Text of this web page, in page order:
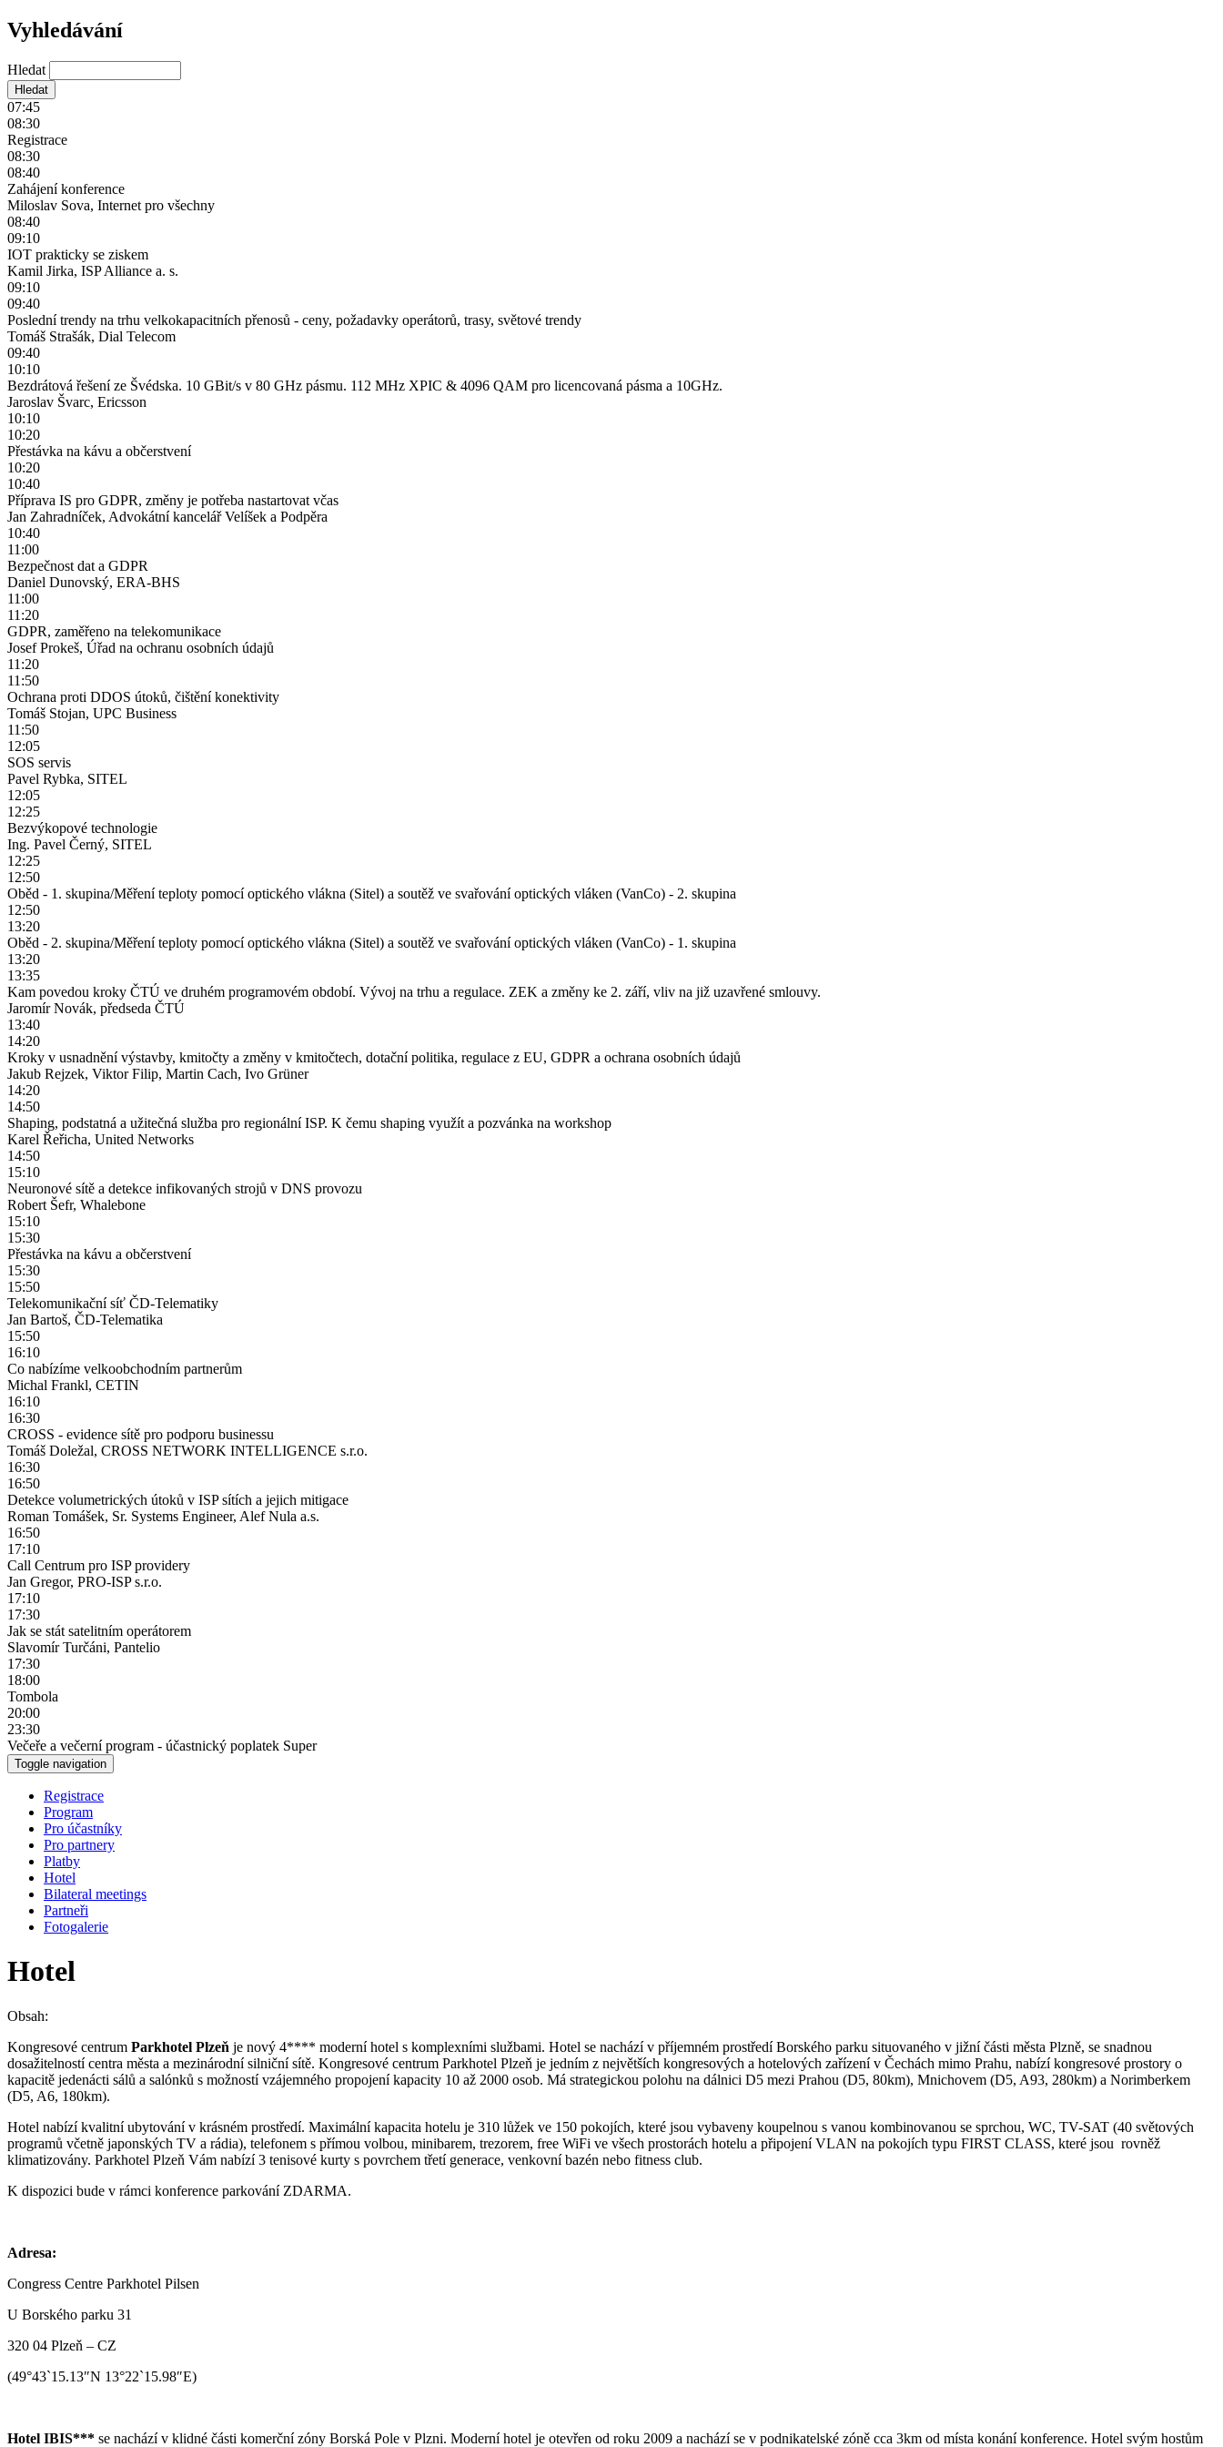
Vyhledávání
Hledat
07:45
08:30
Registrace
08:30
08:40
Zahájení konference
Miloslav Sova, Internet pro všechny
08:40
09:10
IOT prakticky se ziskem
Kamil Jirka, ISP Alliance a. s.
09:10
09:40
Poslední trendy na trhu velkokapacitních přenosů - ceny, požadavky operátorů, trasy, světové trendy
Tomáš Strašák, Dial Telecom
09:40
10:10
Bezdrátová řešení ze Švédska. 10 GBit/s v 80 GHz pásmu. 112 MHz XPIC & 4096 QAM pro licencovaná pásma a 10GHz.
Jaroslav Švarc, Ericsson
10:10
10:20
Přestávka na kávu a občerstvení
10:20
10:40
Příprava IS pro GDPR, změny je potřeba nastartovat včas
Jan Zahradníček, Advokátní kancelář Velíšek a Podpěra
10:40
11:00
Bezpečnost dat a GDPR
Daniel Dunovský, ERA-BHS
11:00
11:20
GDPR, zaměřeno na telekomunikace
Josef Prokeš, Úřad na ochranu osobních údajů
11:20
11:50
Ochrana proti DDOS útoků, čištění konektivity
Tomáš Stojan, UPC Business
11:50
12:05
SOS servis
Pavel Rybka, SITEL
12:05
12:25
Bezvýkopové technologie
Ing. Pavel Černý, SITEL
12:25
12:50
Oběd - 1. skupina/Měření teploty pomocí optického vlákna (Sitel) a soutěž ve svařování optických vláken (VanCo) - 2. skupina
12:50
13:20
Oběd - 2. skupina/Měření teploty pomocí optického vlákna (Sitel) a soutěž ve svařování optických vláken (VanCo) - 1. skupina
13:20
13:35
Kam povedou kroky ČTÚ ve druhém programovém období. Vývoj na trhu a regulace. ZEK a změny ke 2. září, vliv na již uzavřené smlouvy.
Jaromír Novák, předseda ČTÚ
13:40
14:20
Kroky v usnadnění výstavby, kmitočty a změny v kmitočtech, dotační politika, regulace z EU, GDPR a ochrana osobních údajů
Jakub Rejzek, Viktor Filip, Martin Cach, Ivo Grüner
14:20
14:50
Shaping, podstatná a užitečná služba pro regionální ISP. K čemu shaping využít a pozvánka na workshop
Karel Řeřicha, United Networks
14:50
15:10
Neuronové sítě a detekce infikovaných strojů v DNS provozu
Robert Šefr, Whalebone
15:10
15:30
Přestávka na kávu a občerstvení
15:30
15:50
Telekomunikační síť ČD-Telematiky
Jan Bartoš, ČD-Telematika
15:50
16:10
Co nabízíme velkoobchodním partnerům
Michal Frankl, CETIN
16:10
16:30
CROSS - evidence sítě pro podporu businessu
Tomáš Doležal, CROSS NETWORK INTELLIGENCE s.r.o.
16:30
16:50
Detekce volumetrických útoků v ISP sítích a jejich mitigace
Roman Tomášek, Sr. Systems Engineer, Alef Nula a.s.
16:50
17:10
Call Centrum pro ISP providery
Jan Gregor, PRO-ISP s.r.o.
17:10
17:30
Jak se stát satelitním operátorem
Slavomír Turčáni, Pantelio
17:30
18:00
Tombola
20:00
23:30
Večeře a večerní program - účastnický poplatek Super
Toggle navigation
Registrace
Program
Pro účastníky
Pro partnery
Platby
Hotel
Bilateral meetings
Partneři
Fotogalerie
Hotel
Obsah:
Kongresové centrum Parkhotel Plzeň je nový 4**** moderní hotel s komplexními službami. Hotel se nachází v příjemném prostředí Borského parku situovaného v jižní části města Plzně, se snadnou
dosažitelností centra města a mezinárodní silniční sítě. Kongresové centrum Parkhotel Plzeň je jedním z největších kongresových a hotelových zařízení v Čechách mimo Prahu, nabízí kongresové prostory o
kapacitě jedenácti sálů a salónků s možností vzájemného propojení kapacity 10 až 2000 osob. Má strategickou polohu na dálnici D5 mezi Prahou (D5, 80km), Mnichovem (D5, A93, 280km) a Norimberkem
(D5, A6, 180km).
Hotel nabízí kvalitní ubytování v krásném prostředí. Maximální kapacita hotelu je 310 lůžek ve 150 pokojích, které jsou vybaveny koupelnou s vanou kombinovanou se sprchou, WC, TV-SAT (40 světových
programů včetně japonských TV a rádia), telefonem s přímou volbou, minibarem, trezorem, free WiFi ve všech prostorách hotelu a připojení VLAN na pokojích typu FIRST CLASS, které jsou rovněž
klimatizovány. Parkhotel Plzeň Vám nabízí 3 tenisové kurty s povrchem třetí generace, venkovní bazén nebo fitness club.
K dispozici bude v rámci konference parkování ZDARMA.
Adresa:
Congress Centre Parkhotel Pilsen
U Borského parku 31
320 04 Plzeň – CZ
(49°43`15.13″N 13°22`15.98″E)
Hotel IBIS*** se nachází v klidné části komerční zóny Borská Pole v Plzni. Moderní hotel je otevřen od roku 2009 a nachází se v podnikatelské zóně cca 3km od místa konání konference. Hotel svým hostům